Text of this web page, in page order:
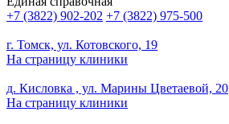
+7 (3822) 902-202 +7 (3822) 975-500
г. Томск, ул. Котовского, 19
На страницу клиники
д. Кисловка , ул. Марины Цветаевой, 20
На страницу клиники